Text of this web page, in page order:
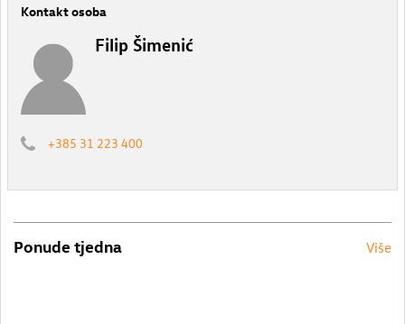
Kontakt osoba
Filip Šimenić
+385 31 223 400
Ponude tjedna Više